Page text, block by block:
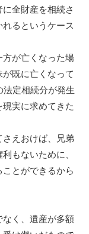
全財産を相続さ
るというケース
が亡くなった場
既に亡くなって
定相続分が発生
実に求めてきた
えおけば、兄弟
もないために、
とができるから
く、遺産が多額